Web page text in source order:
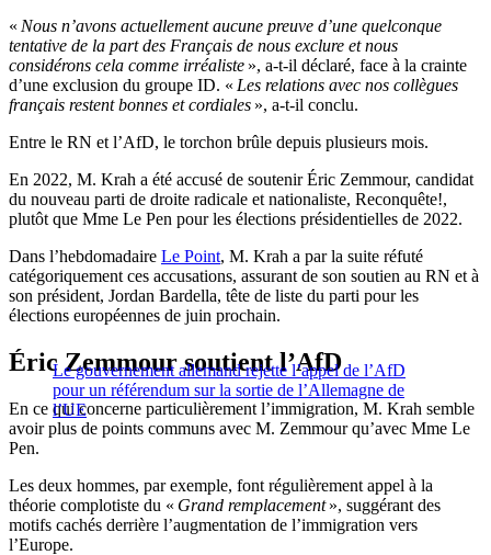
« Nous n’avons actuellement aucune preuve d’une quelconque
tentative de la part des Français de nous exclure et nous
considérons cela comme irréaliste », a-t-il déclaré, face à la crainte
d’une exclusion du groupe ID. « Les relations avec nos collègues
français restent bonnes et cordiales », a-t-il conclu.
Entre le RN et l’AfD, le torchon brûle depuis plusieurs mois.
En 2022, M. Krah a été accusé de soutenir Éric Zemmour, candidat
du nouveau parti de droite radicale et nationaliste, Reconquête!,
plutôt que Mme Le Pen pour les élections présidentielles de 2022.
Dans l’hebdomadaire Le Point, M. Krah a par la suite réfuté
catégoriquement ces accusations, assurant de son soutien au RN et à
son président, Jordan Bardella, tête de liste du parti pour les
élections européennes de juin prochain.
Le gouvernement allemand rejette l’appel de l’AfD
pour un référendum sur la sortie de l’Allemagne de
l’UE
Éric Zemmour soutient l’AfD
En ce qui concerne particulièrement l’immigration, M. Krah semble
avoir plus de points communs avec M. Zemmour qu’avec Mme Le
Pen.
Les deux hommes, par exemple, font régulièrement appel à la
théorie complotiste du « Grand remplacement», suggérant des
motifs cachés derrière l’augmentation de l’immigration vers
l’Europe.